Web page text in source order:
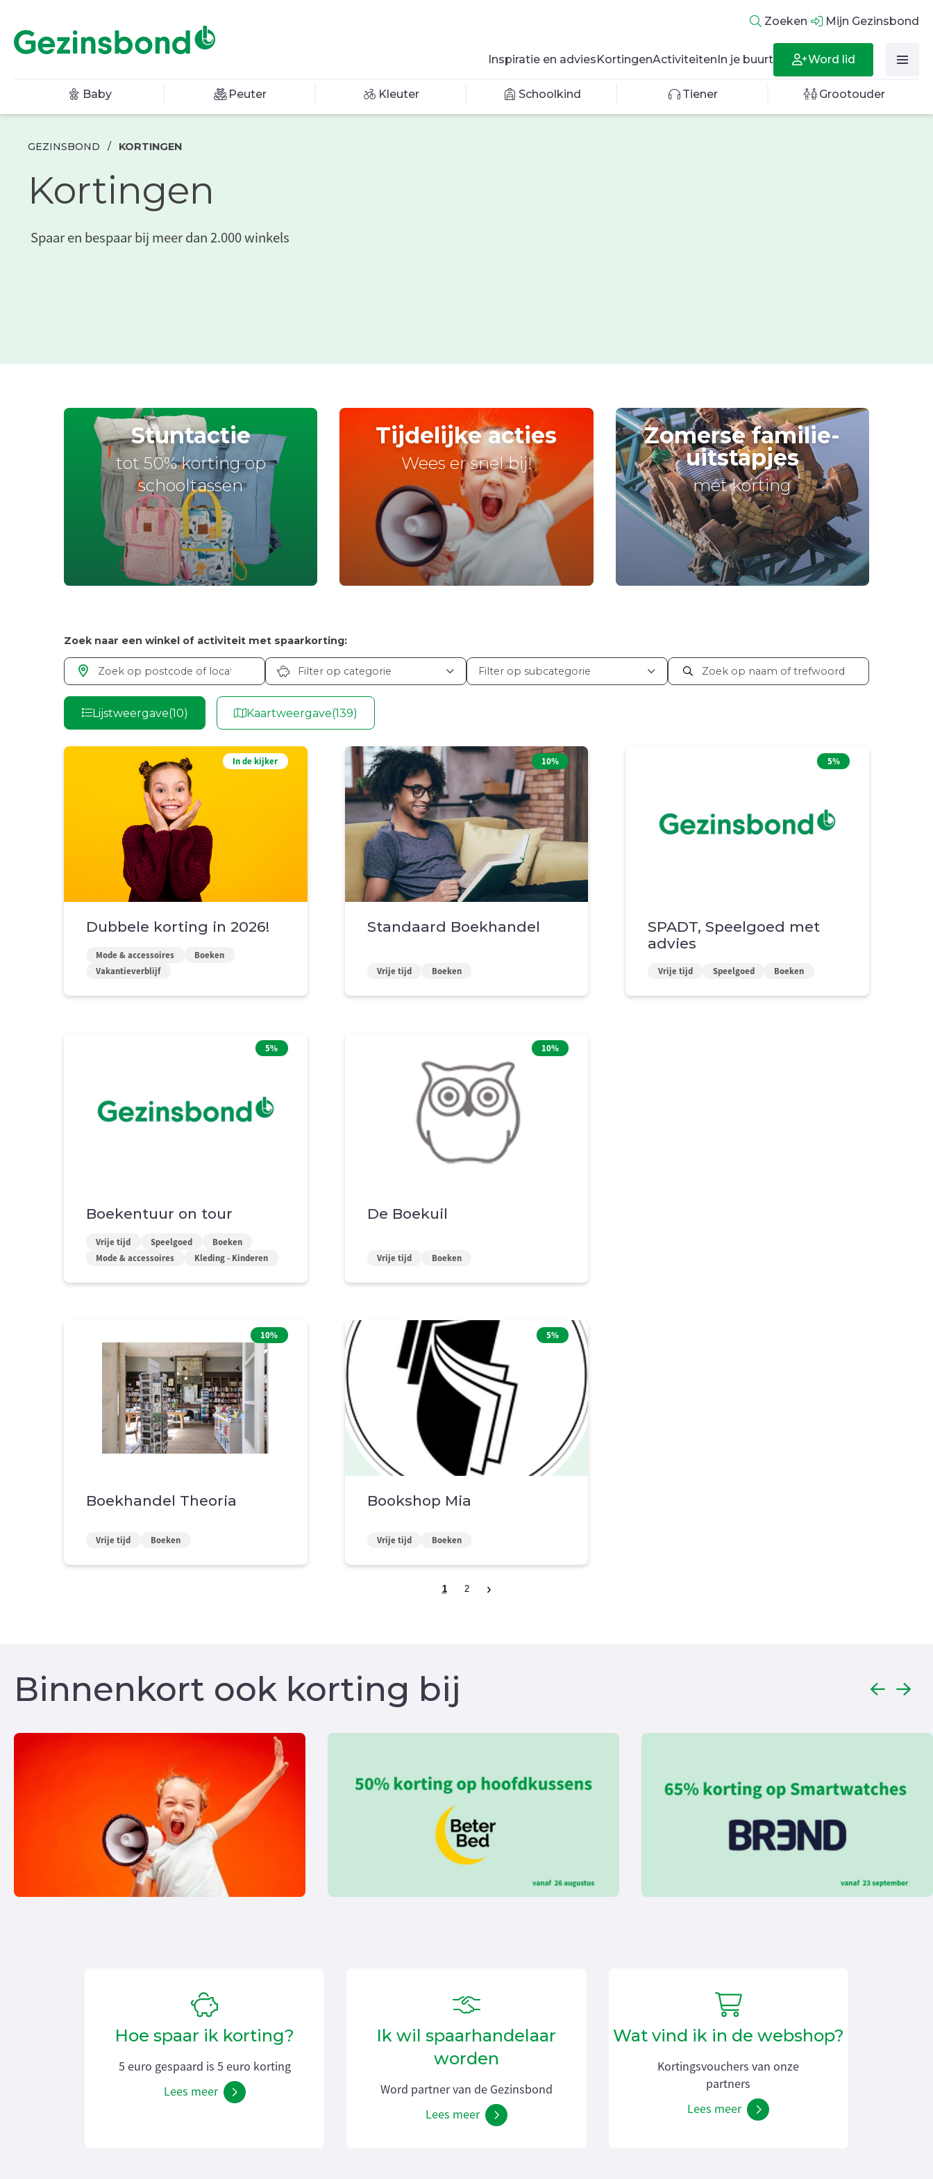
Inspiratie en advies KortingenActiviteiten In je buurt Word lid
Zoeken Mijn Gezinsbond
Baby Peuter Kleuter Schoolkind Tiener Grootouder
GEZINSBOND / KORTINGEN
Kortingen
Spaar en bespaar bij meer dan 2.000 winkels
Stuntactie
tot 50% korting op
schooltassen
Tijdelijke acties
Wees er snel bij!
Zomerse familie-
uitstapjes
mét korting
Zoek naar een winkel of activiteit met spaarkorting:
Filter op categorie Filter op subcategorie
Lijstweergave(10) Kaartweergave(139)
In de kijker
Dubbele korting in 2026!
Mode & accessoires
Boeken
Vakantieverblijf
10%
Standaard Boekhandel
Vrije tijd Boeken
5%
SPADT, Speelgoed met
advies
Vrije tijd Speelgoed Boeken
5%
Boekentuur on tour
Vrije tijd Speelgoed
Boeken
Mode & accessoires
Kleding - Kinderen
10%
De Boekuil
Vrije tijd Boeken
10%
Boekhandel Theoria
Vrije tijd Boeken
5%
Bookshop Mia
Vrije tijd Boeken
Binnenkort ook korting bij
Hoe spaar ik korting?
5 euro gespaard is 5 euro korting
Lees meer
Ik wil spaarhandelaar
worden
Word partner van de Gezinsbond
Lees meer
Wat vind ik in de webshop?
Kortingsvouchers van onze
partners
Lees meer